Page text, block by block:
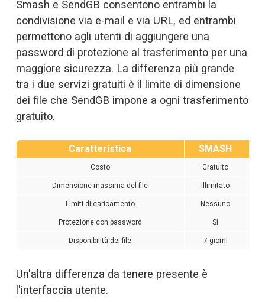
Smash e SendGB consentono entrambi la
condivisione via e-mail e via URL, ed entrambi
permettono agli utenti di aggiungere una
password di protezione al trasferimento per una
maggiore sicurezza. La differenza più grande
tra i due servizi gratuiti è il limite di dimensione
dei file che SendGB impone a ogni trasferimento
gratuito.
Caratteristica SMASH
Costo Gratuito
Dimensione massima del file Illimitato
Limiti di caricamento Nessuno
Protezione con password Sì
Disponibilità dei file 7 giorni
Un'altra differenza da tenere presente è
l'interfaccia utente.